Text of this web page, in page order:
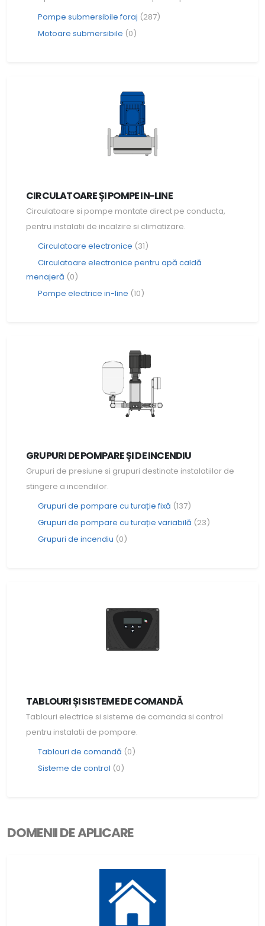
Pompe submersibile foraj (287)
Motoare submersibile (0)
CIRCULATOARE ȘI POMPE IN-LINE
Circulatoare si pompe montate direct pe conducta,
pentru instalatii de incalzire si climatizare.
Circulatoare electronice (31)
Circulatoare electronice pentru apă caldă
menajeră (0)
Pompe electrice in-line (10)
GRUPURI DE POMPARE ȘI DE INCENDIU
Grupuri de presiune si grupuri destinate instalatiilor de
stingere a incendiilor.
Grupuri de pompare cu turație fixă (137)
Grupuri de pompare cu turație variabilă (23)
Grupuri de incendiu (0)
TABLOURI ȘI SISTEME DE COMANDĂ
Tablouri electrice si sisteme de comanda si control
pentru instalatii de pompare.
Tablouri de comandă (0)
Sisteme de control (0)
DOMENII DE APLICARE